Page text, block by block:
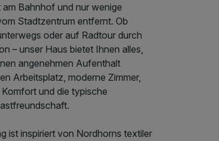
am Bahnhof und nur wenige
Stadtzentrum entfernt. Ob
oder auf Radtour durch
– unser Haus bietet Ihnen alles,
angenehmen Aufenthalt
Arbeitsplatz, moderne Zimmer,
und die typische
ist inspiriert von Nordhorns textiler